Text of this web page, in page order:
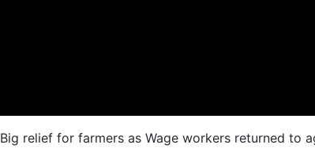
Big relief for farmers as Wage workers returned to